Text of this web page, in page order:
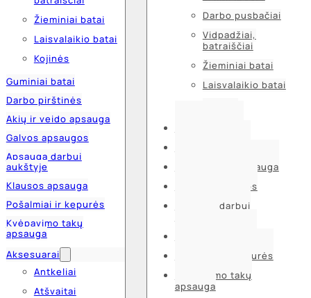
Žieminiai batai
Laisvalaikio batai
Kojinės
Guminiai batai
Darbo pirštinės
Akių ir veido apsauga
Galvos apsaugos
Apsauga darbui
aukštyje
Klausos apsauga
Pošalmiai ir kepurės
Kvėpavimo takų
apsauga
Aksesuarai
Antkeliai
Atšvaitai
Darbo pusbačiai
Vidpadžiai,
batraiščiai
Žieminiai batai
Laisvalaikio batai
Akių ir veido apsauga
Galvos apsaugos
Apsauga darbui
Pošalmiai ir kepurės
Kvėpavimo takų
apsauga